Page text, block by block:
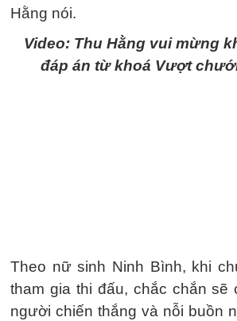
Hằng nói.
Video: Thu Hằng vui mừng
đáp án từ khoá Vượt
Theo nữ sinh Ninh Bình, khi
tham gia thi đấu, chắc chắn sẽ
người chiến thắng và nỗi buồn